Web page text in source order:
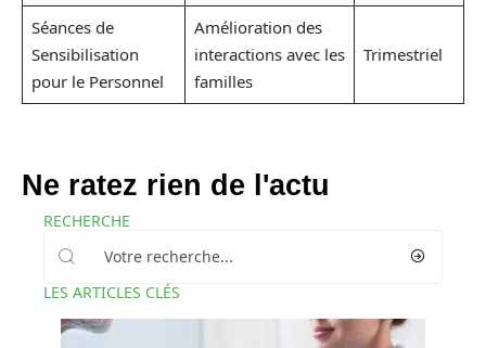
Séances de
Sensibilisation
pour le Personnel
Amélioration des
interactions avec les
familles
Trimestriel
Ne ratez rien de l'actu
RECHERCHE
LES ARTICLES CLÉS